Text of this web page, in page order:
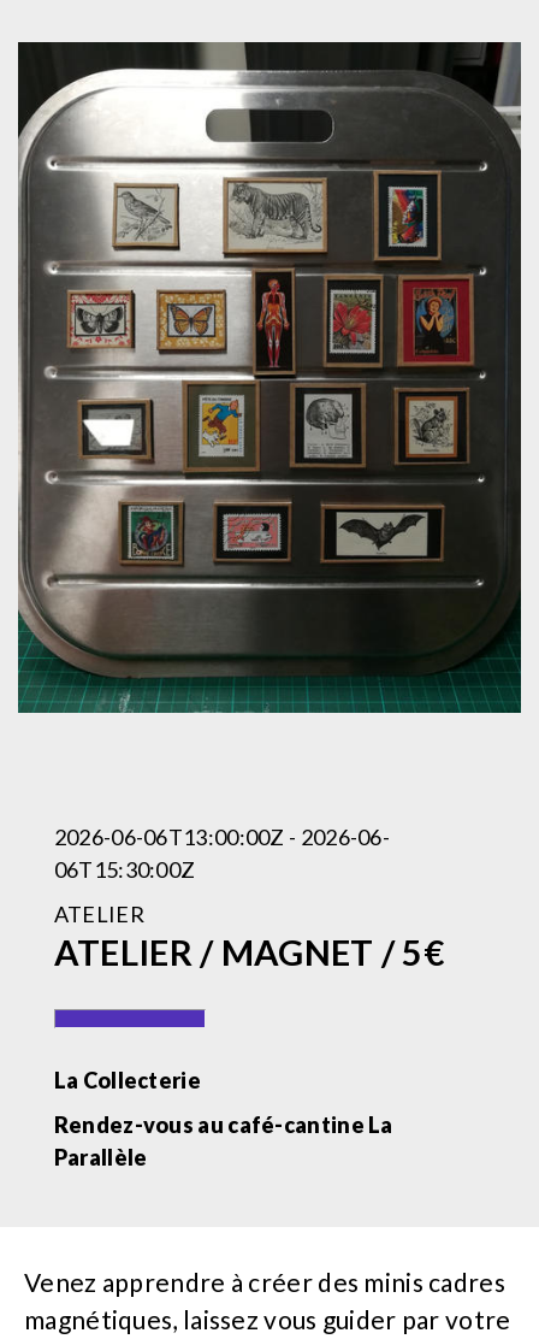
2026-06-06T13:00:00Z - 2026-06-
06T15:30:00Z
ATELIER
ATELIER / MAGNET / 5€
La Collecterie
Rendez-vous au café-cantine La
Parallèle
Venez apprendre à créer des minis cadres
magnétiques, laissez vous guider par votre